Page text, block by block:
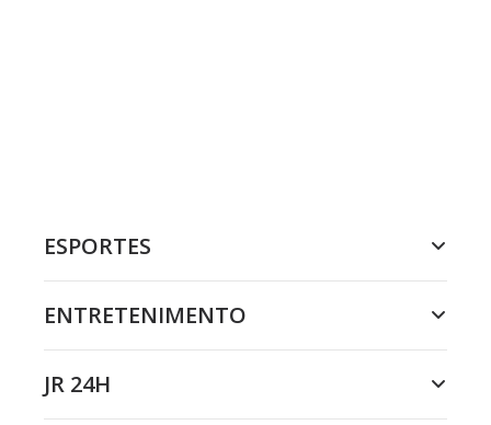
ESPORTES
ENTRETENIMENTO
JR 24H